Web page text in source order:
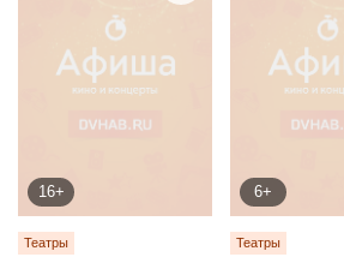
16+
Театры
6+
Театры